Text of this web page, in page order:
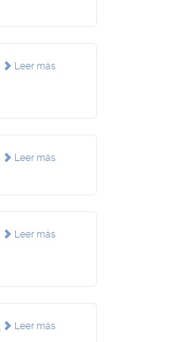
Leer más
Leer más
Leer más
Leer más